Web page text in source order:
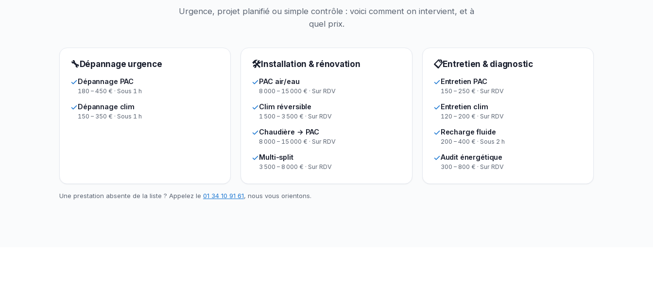
Urgence, projet planifié ou simple contrôle : voici comment on intervient, et à
quel prix.
🔧 Dépannage urgence
Dépannage PAC
180 – 450 € · Sous 1 h
Dépannage clim
150 – 350 € · Sous 1 h
🛠 Installation & rénovation
PAC air/eau
8 000 – 15 000 € · Sur RDV
Clim réversible
1 500 – 3 500 € · Sur RDV
Chaudière → PAC
8 000 – 15 000 € · Sur RDV
Multi-split
3 500 – 8 000 € · Sur RDV
📋Entretien & diagnostic
Entretien PAC
150 – 250 € · Sur RDV
Entretien clim
120 – 200 € · Sur RDV
Recharge fluide
200 – 400 € · Sous 2 h
Audit énergétique
300 – 800 € · Sur RDV
Une prestation absente de la liste ? Appelez le 01 34 10 91 61, nous vous orientons.